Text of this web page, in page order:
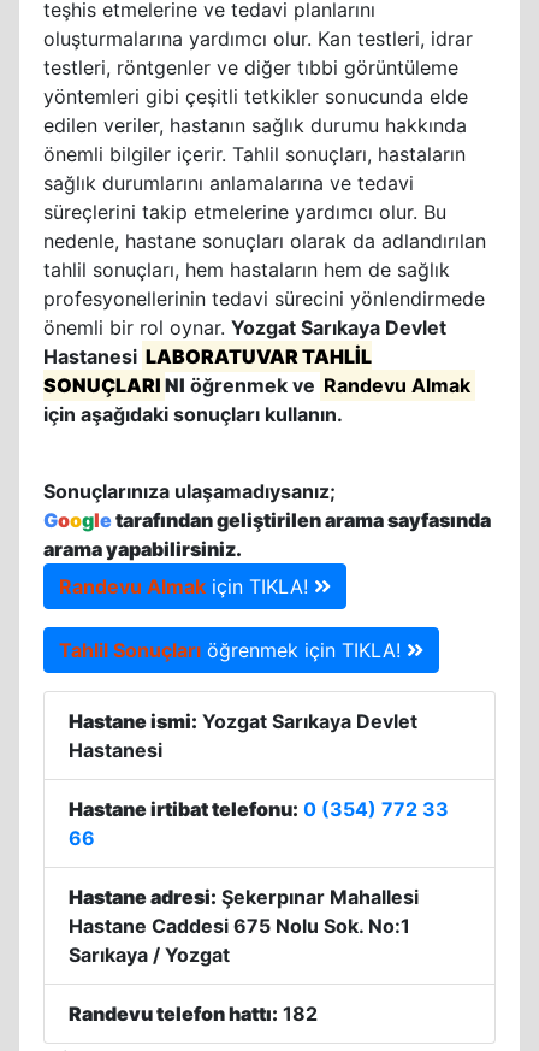
teşhis etmelerine ve tedavi planlarını
oluşturmalarına yardımcı olur. Kan testleri, idrar
testleri, röntgenler ve diğer tıbbi görüntüleme
yöntemleri gibi çeşitli tetkikler sonucunda elde
edilen veriler, hastanın sağlık durumu hakkında
önemli bilgiler içerir. Tahlil sonuçları, hastaların
sağlık durumlarını anlamalarına ve tedavi
süreçlerini takip etmelerine yardımcı olur. Bu
nedenle, hastane sonuçları olarak da adlandırılan
tahlil sonuçları, hem hastaların hem de sağlık
profesyonellerinin tedavi sürecini yönlendirmede
önemli bir rol oynar. Yozgat Sarıkaya Devlet
Hastanesi LABORATUVAR TAHLİL
SONUÇLARI NI öğrenmek ve Randevu Almak
için aşağıdaki sonuçları kullanın.
Sonuçlarınıza ulaşamadıysanız;
Googletarafından geliştirilen arama sayfasında
arama yapabilirsiniz.
Randevu Almak için TIKLA!
Tahlil Sonuçları öğrenmek için TIKLA!
Hastane ismi: Yozgat Sarıkaya Devlet
Hastanesi
Hastane irtibat telefonu: 0 (354) 772 33
66
Hastane adresi: Şekerpınar Mahallesi
Hastane Caddesi 675 Nolu Sok. No:1
Sarıkaya / Yozgat
Randevu telefon hattı: 182